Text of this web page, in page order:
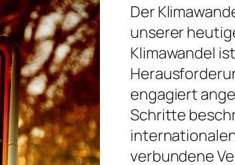
Der
unserer
Klimawandel
engagiert
Schritte
verbundene